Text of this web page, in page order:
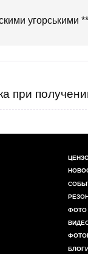
угорськими
при
ФОТО